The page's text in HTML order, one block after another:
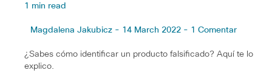
1 min read
Magdalena Jakubicz - 14 March 2022 - 1 Comentar
¿Sabes cómo identificar un producto falsificado? Aquí te lo
explico.